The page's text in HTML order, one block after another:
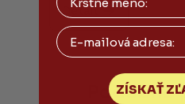
Detail
Podobné
Email
ZÍSKAŤ